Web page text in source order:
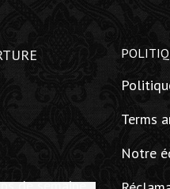
de semaine
Terms
Notre